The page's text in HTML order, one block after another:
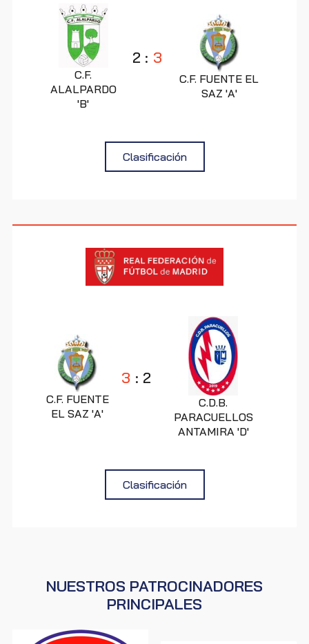
C.F.
ALALPARDO
'B'
2 : 3
C.F. FUENTE EL
SAZ 'A'
Clasificación
C.F. FUENTE
EL SAZ 'A'
3 : 2
C.D.B.
PARACUELLOS
ANTAMIRA 'D'
Clasificación
NUESTROS PATROCINADORES
PRINCIPALES